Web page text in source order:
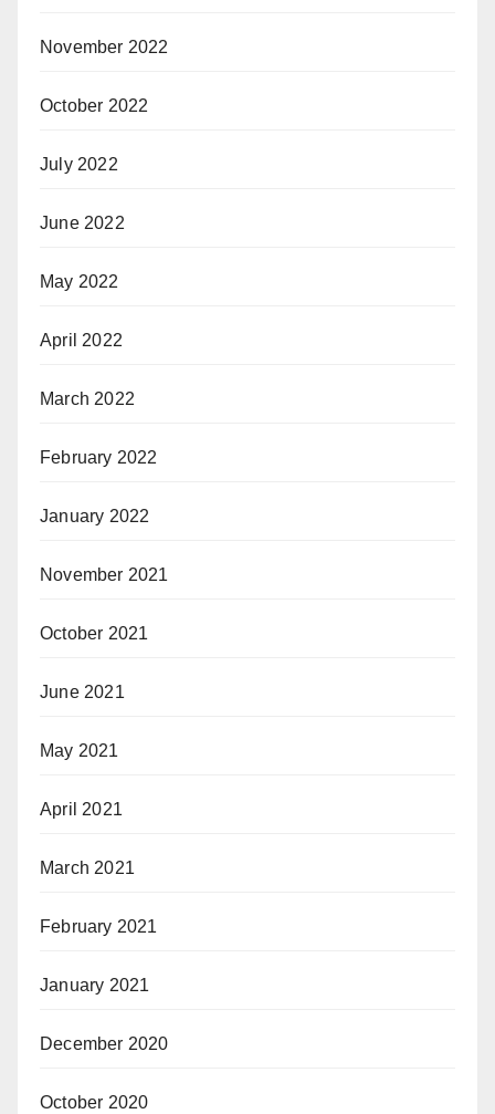
November 2022
October 2022
July 2022
June 2022
May 2022
April 2022
March 2022
February 2022
January 2022
November 2021
October 2021
June 2021
May 2021
April 2021
March 2021
February 2021
January 2021
December 2020
October 2020